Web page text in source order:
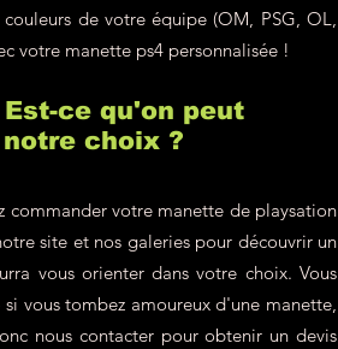
de votre équipe (OM, PSG, OL,
votre manette ps4 personnalisée !
ce qu'on peut
choix ?
commander votre manette de playsation
site et nos galeries pour découvrir un
vous orienter dans votre choix. Vous
vous tombez amoureux d'une manette,
nous contacter pour obtenir un devis